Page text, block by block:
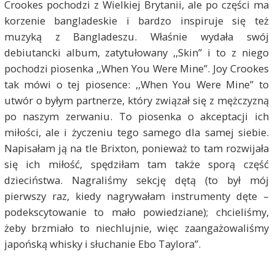
Crookes pochodzi z Wielkiej Brytanii, ale po części ma
korzenie bangladeskie i bardzo inspiruje się też
muzyką z Bangladeszu. Właśnie wydała swój
debiutancki album, zatytułowany ,,Skin” i to z niego
pochodzi piosenka ,,When You Were Mine”. Joy Crookes
tak mówi o tej piosence: ,,When You Were Mine” to
utwór o byłym partnerze, który związał się z mężczyzną
po naszym zerwaniu. To piosenka o akceptacji ich
miłości, ale i życzeniu tego samego dla samej siebie.
Napisałam ją na tle Brixton, ponieważ to tam rozwijała
się ich miłość, spędziłam tam także sporą część
dzieciństwa. Nagraliśmy sekcję dętą (to był mój
pierwszy raz, kiedy nagrywałam instrumenty dęte –
podekscytowanie to mało powiedziane); chcieliśmy,
żeby brzmiało to niechlujnie, więc zaangażowaliśmy
japońską whisky i słuchanie Ebo Taylora”.